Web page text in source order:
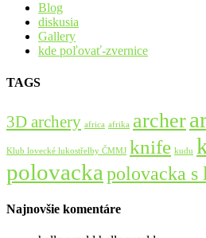
Blog
diskusia
Gallery
kde poľovať-zvernice
TAGS
3D archery africa afrika archer
Klub lovecké lukostřelby ČMMJ knife kudu
polovacka polovacka s
Najnovšie komentáre